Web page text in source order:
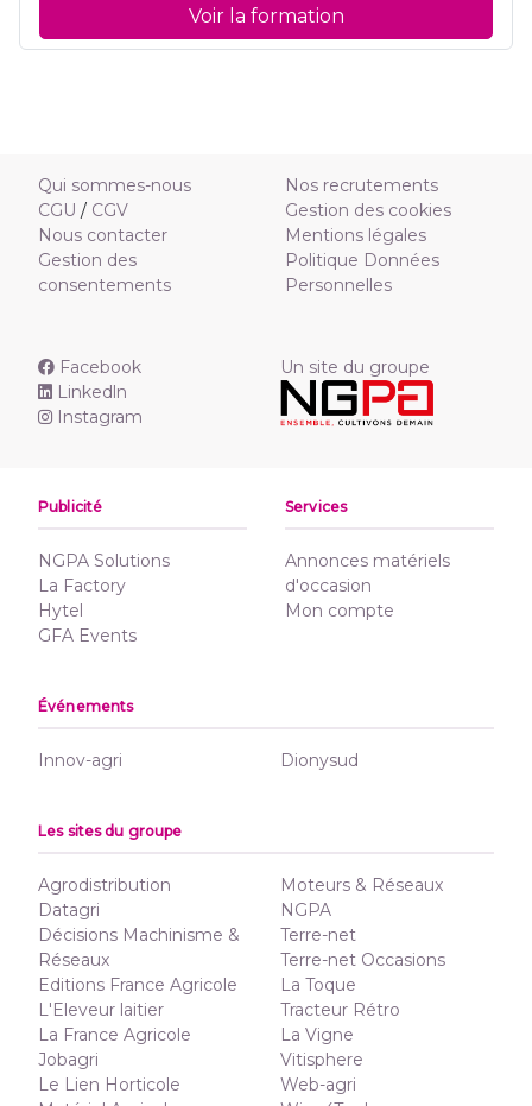
Voir la formation
Qui sommes-nous
CGU / CGV
Nous contacter
Gestion des
consentements
Nos recrutements
Gestion des cookies
Mentions légales
Politique Données
Personnelles
Facebook
Linkedln
Instagram
Un site du groupe
Publicité
NGPA Solutions
La Factory
Hytel
GFA Events
Services
Annonces matériels
d'occasion
Mon compte
Événements
Innov-agri Dionysud
Les sites du groupe
Agrodistribution
Datagri
Décisions Machinisme &
Réseaux
Editions France Agricole
L'Eleveur laitier
La France Agricole
Jobagri
Le Lien Horticole
Moteurs & Réseaux
NGPA
Terre-net
Terre-net Occasions
La Toque
Tracteur Rétro
La Vigne
Vitisphere
Web-agri